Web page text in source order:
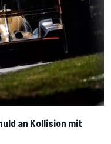
an Kollision mit